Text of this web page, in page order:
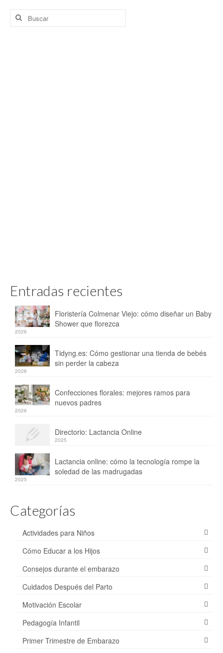
Buscar
por:
Entradas recientes
Floristería Colmenar Viejo: cómo diseñar un Baby
Shower que florezca
2026
Tidyng.es: Cómo gestionar una tienda de bebés
sin perder la cabeza
2026
Confecciones florales: mejores ramos para
nuevos padres
2026
Directorio: Lactancia Online
2025
Lactancia online: cómo la tecnología rompe la
soledad de las madrugadas
2025
Categorías
Actividades para Niños
Cómo Educar a los Hijos
Consejos durante el embarazo
Cuidados Después del Parto
Motivación Escolar
Pedagogía Infantil
Primer Trimestre de Embarazo